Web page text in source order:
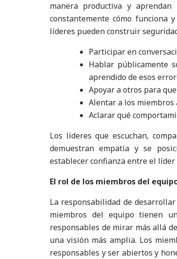
manera productiva y
constantemente cómo funciona
líderes pueden construir
Participar en
Hablar públicamente
aprendido de esos
Apoyar a otros para
Alentar a los miembros
Aclarar qué
Los líderes que escuchan,
demuestran empatía y se
establecer confianza entre el
El rol de los miembros del
La responsabilidad de
miembros del equipo tienen
responsables de mirar más allá
una visión más amplia. Los
responsables y ser abiertos y